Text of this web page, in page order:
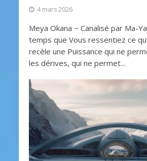
4 mars 2026
Meya Okana ~ Canalisé par Ma-
temps que Vous ressentiez ce
recèle une Puissance qui ne
les dérives, qui ne permet...